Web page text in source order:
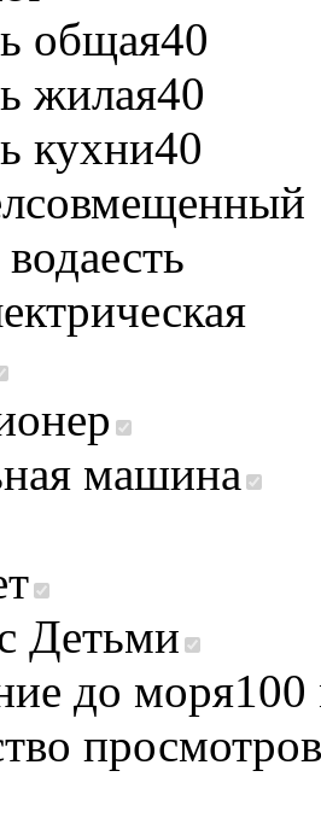
общая40
жилая40
кухни40
совмещенный
есть
машина
Детьми
до моря100
просмотров